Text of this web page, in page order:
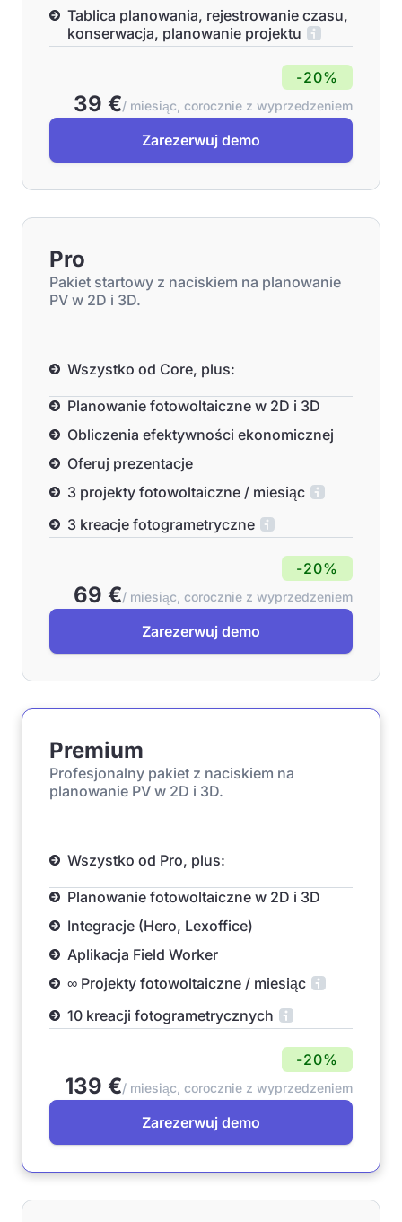
Tablica planowania, rejestrowanie czasu,
konserwacja, planowanie projektu
-20%
39 €/ miesiąc, corocznie z wyprzedzeniem
Zarezerwuj demo
Pro
Pakiet startowy z naciskiem na planowanie
PV w 2D i 3D.
Wszystko od Core, plus:
Planowanie fotowoltaiczne w 2D i 3D
Obliczenia efektywności ekonomicznej
Oferuj prezentacje
3 projekty fotowoltaiczne / miesiąc
3 kreacje fotogrametryczne
-20%
69 €/ miesiąc, corocznie z wyprzedzeniem
Zarezerwuj demo
Premium
Profesjonalny pakiet z naciskiem na
planowanie PV w 2D i 3D.
Wszystko od Pro, plus:
Planowanie fotowoltaiczne w 2D i 3D
Integracje (Hero, Lexoffice)
Aplikacja Field Worker
∞ Projekty fotowoltaiczne / miesiąc
10 kreacji fotogrametrycznych
-20%
139 €/ miesiąc, corocznie z wyprzedzeniem
Zarezerwuj demo